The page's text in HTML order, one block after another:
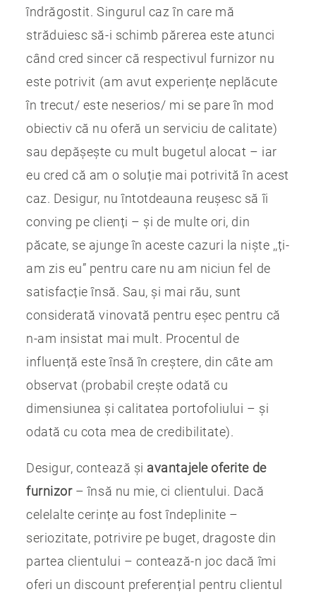
îndrăgostit. Singurul caz în care mă
străduiesc să-i schimb părerea este atunci
când cred sincer că respectivul furnizor nu
este potrivit (am avut experiențe neplăcute
în trecut/ este neserios/ mi se pare în mod
obiectiv că nu oferă un serviciu de calitate)
sau depășește cu mult bugetul alocat – iar
eu cred că am o soluție mai potrivită în acest
caz. Desigur, nu întotdeauna reușesc să îi
conving pe clienți – și de multe ori, din
păcate, se ajunge în aceste cazuri la niște ,,ți-
am zis eu” pentru care nu am niciun fel de
satisfacție însă. Sau, și mai rău, sunt
considerată vinovată pentru eșec pentru că
n-am insistat mai mult. Procentul de
influență este însă în creștere, din câte am
observat (probabil crește odată cu
dimensiunea și calitatea portofoliului – și
odată cu cota mea de credibilitate).
Desigur, contează și avantajele oferite de
furnizor– însă nu mie, ci clientului. Dacă
celelalte cerințe au fost îndeplinite –
seriozitate, potrivire pe buget, dragoste din
partea clientului – contează-n joc dacă îmi
oferi un discount preferențial pentru clientul